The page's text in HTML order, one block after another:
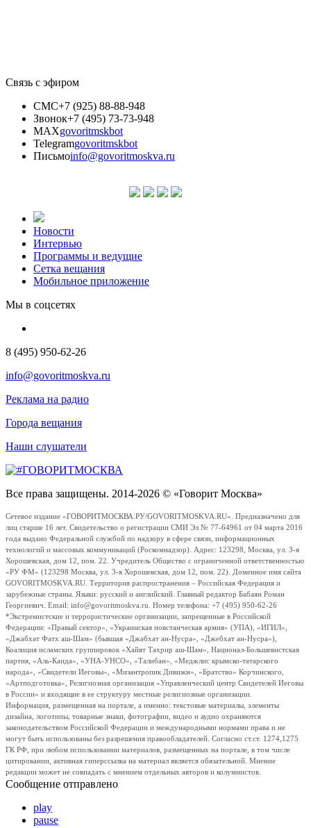
Связь с эфиром
СМС+7 (925) 88-88-948
Звонок+7 (495) 73-73-948
MAXgovoritmskbot
Telegramgovoritmskbot
Письмоinfo@govoritmoskva.ru
Новости
Интервью
Программы и ведущие
Сетка вещания
Мобильное приложение
Мы в соцсетях
8 (495) 950-62-26
info@govoritmoskva.ru
Реклама на радио
Города вещания
Наши слушатели
Все права защищены. 2014-2026 © «Говорит Москва»
Сетевое издание «ГОВОРИТМОСКВА.РУ/GOVORITMOSKVA.RU». Предназначено для
лиц старше 16 лет. Свидетельство о регистрации СМИ Эл № 77-64961 от 04 марта 2016
года выдано Федеральной службой по надзору в сфере связи, информационных
технологий и массовых коммуникаций (Роскомнадзор). Адрес: 123298, Москва, ул. 3-я
Хорошевская, дом 12, пом. 22. Учредитель Общество с ограниченной ответственностью
«РУ ФМ» (123298 Москва, ул. 3-я Хорошевская, дом 12, пом. 22). Доменное имя сайта
GOVORITMOSKVA.RU. Территория распространения – Российская Федерация и
зарубежные страны. Языки: русский и английский. Главный редактор Бабаян Роман
Георгиевич. Email: info@govoritmoskva.ru. Номер телефона: +7 (495) 950-62-26
*Экстремистские и террористические организации, запрещенные в Российской
Федерации: «Правый сектор», «Украинская повстанческая армия» (УПА), «ИГИЛ»,
«Джабхат Фатх аш-Шам» (бывшая «Джабхат ан-Нусра», «Джебхат ан-Нусра»),
Коалиция исламских группировок «Хайят Тахрир аш-Шам», Национал-Большевистская
партия, «Аль-Каида», «УНА-УНСО», «Талибан», «Меджлис крымско-татарского
народа», «Свидетели Иеговы», «Мизантропик Дивижн», «Братство» Корчинского,
«Артподготовка», Религиозная организация «Управленческий центр Свидетелей Иеговы
в России» и входящие в ее структуру местные религиозные организации.
Информация, размещенная на портале, а именно: текстовые материалы, элементы
дизайна, логотипы, товарные знаки, фотографии, видео и аудио охраняются
законодательством Российской Федерации и международными нормами права и не
могут быть использованы без разрешения правообладателей. Согласно ст.ст. 1274,1275
ГК РФ, при любом использовании материалов, размещенных на портале, в том числе
цитировании, активная гиперссылка на материал является обязательной. Мнение
редакции может не совпадать с мнением отдельных авторов и колумнистов.
Сообщение отправлено
play
pause